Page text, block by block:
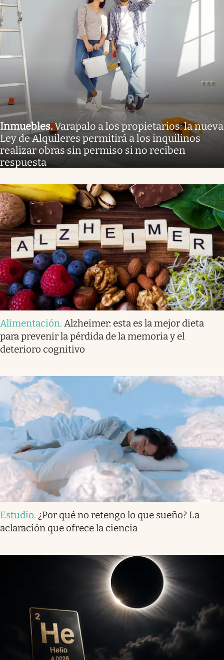
Inmuebles.Varapalo a los propietarios: la nueva
Ley de Alquileres permitirá a los inquilinos
realizar obras sin permiso si no reciben
respuesta
Alimentación. Alzheimer: esta es la mejor dieta
para prevenir la pérdida de la memoria y el
deterioro cognitivo
Estudio. ¿Por qué no retengo lo que sueño? La
aclaración que ofrece la ciencia